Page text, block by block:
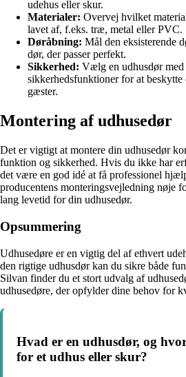
udehus eller skur.
Materialer: Overvej hvilket
lavet af, f.eks. træ, metal eller PVC.
Døråbning: Mål den eksisterende
dør, der passer perfekt.
Sikkerhed: Vælg en udhusdør
sikkerhedsfunktioner for at
gæster.
Montering af udhusedør
Det er vigtigt at montere din udhusedør
funktion og sikkerhed. Hvis du ikke har
det være en god idé at få professionel
producentens monteringsvejledning nøje
lang levetid for din udhusedør.
Opsummering
Udhusedøre er en vigtig del af ethvert
den rigtige udhusdør kan du sikre både
Silvan finder du et stort udvalg af
udhusedøre, der opfylder dine behov for
Hvad er en udhusdør, og
for et udhus eller skur?